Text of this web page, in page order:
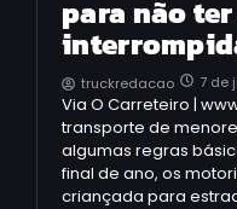
para não
truckredacao 7 de
Via O Carreteiro |
transporte de
algumas regras
final de ano, os
criançada para